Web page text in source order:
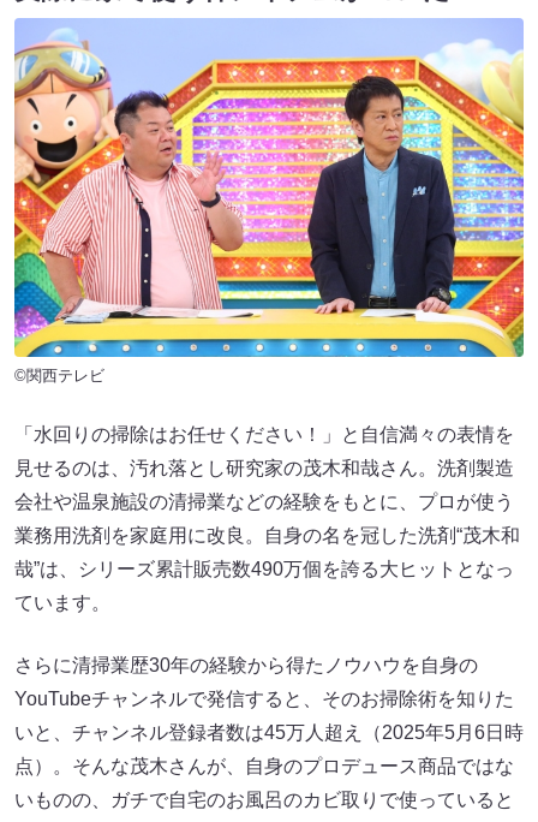
©関西テレビ
「水回りの掃除はお任せください！」と自信満々の表情を
見せるのは、汚れ落とし研究家の茂木和哉さん。洗剤製造
会社や温泉施設の清掃業などの経験をもとに、プロが使う
業務用洗剤を家庭用に改良。自身の名を冠した洗剤“茂木和
哉”は、シリーズ累計販売数490万個を誇る大ヒットとなっ
ています。
さらに清掃業歴30年の経験から得たノウハウを自身の
YouTubeチャンネルで発信すると、そのお掃除術を知りた
いと、チャンネル登録者数は45万人超え（2025年5月6日時
点）。そんな茂木さんが、自身のプロデュース商品ではな
いものの、ガチで自宅のお風呂のカビ取りで使っていると